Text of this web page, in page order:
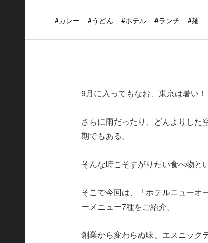
#カレー #うどん #ホテル #ランチ #麺
9月に入ってもなお、東京は暑い！
さらに雨だったり、どんよりした
期でもある。
そんな時こそすがりたい食べ物と
そこで今回は、「ホテルニューオ
ーメニュー7種をご紹介。
創業から変わらぬ味、エスニック